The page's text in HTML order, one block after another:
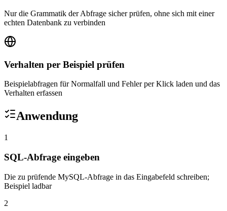
Nur die Grammatik der Abfrage sicher prüfen, ohne sich mit einer
echten Datenbank zu verbinden
Verhalten per Beispiel prüfen
Beispielabfragen für Normalfall und Fehler per Klick laden und das
Verhalten erfassen
Anwendung
1
SQL-Abfrage eingeben
Die zu prüfende MySQL-Abfrage in das Eingabefeld schreiben;
Beispiel ladbar
2